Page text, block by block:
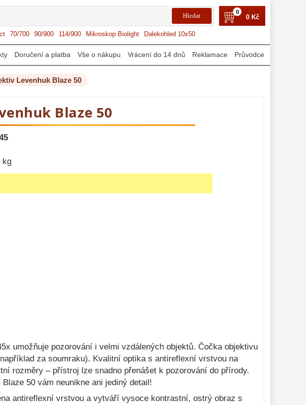
0
0 Kč
70/700 90/900 114/900 Mikroskop Biolight Dalekohled 10x50
Doručení a platba Vše o nákupu Vrácení do 14 dnů Reklamace Průvodce
Levenhuk Blaze 50
Blaze 50
kg
umožňuje pozorování i velmi vzdálených objektů. Čočka objektivu
za soumraku). Kvalitní optika s antireflexní vrstvou na
rozměry – přístroj lze snadno přenášet k pozorování do přírody.
50 vám neunikne ani jediný detail!
antireflexní vrstvou a vytváří vysoce kontrastní, ostrý obraz s